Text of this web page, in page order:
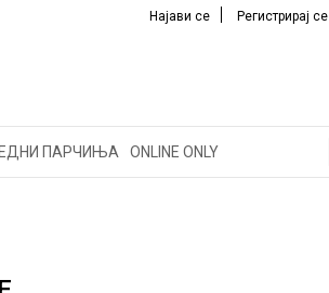
Најави се Регистрирај се
ПАРЧИЊА ONLINE ONLY